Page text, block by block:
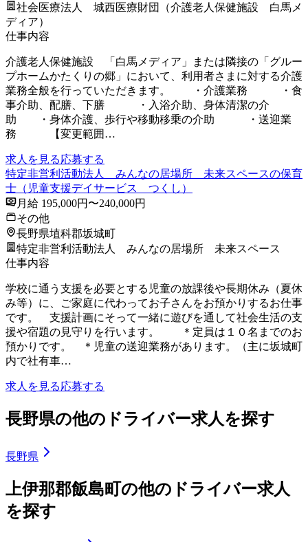
社会医療法人 城西医療財団（介護老人保健施設 白馬メ
ディア）
仕事内容
介護老人保健施設 「白馬メディア」または隣接の「グルー
プホームかたくりの郷」において、利用者さまに対する介護
業務全般を行っていただきます。 ・介護業務 ・食
事介助、配膳、下膳 ・入浴介助、身体清潔の介
助 ・身体介護、歩行や移動移乗の介助 ・送迎業
務 【変更範囲…
求人を見る応募する
特定非営利活動法人 みんなの居場所 未来スペースの保育
士（児童支援デイサービス つくし）
月給 195,000円〜240,000円
その他
長野県埴科郡坂城町
特定非営利活動法人 みんなの居場所 未来スペース
仕事内容
学校に通う支援を必要とする児童の放課後や長期休み（夏休
み等）に、ご家庭に代わってお子さんをお預かりするお仕事
です。 支援計画にそって一緒に遊びを通して社会生活の支
援や宿題の見守りを行います。 ＊定員は１０名までのお
預かりです。 ＊児童の送迎業務があります。（主に坂城町
内で社有車…
求人を見る応募する
長野県の他のドライバー求人を探す
長野県
上伊那郡飯島町の他のドライバー求人
を探す